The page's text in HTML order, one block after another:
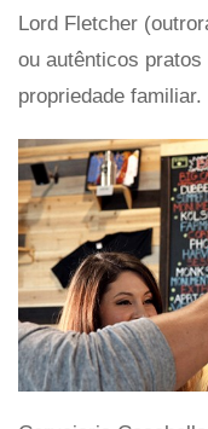
Lord Fletcher
ou autênticos
propriedade familiar.